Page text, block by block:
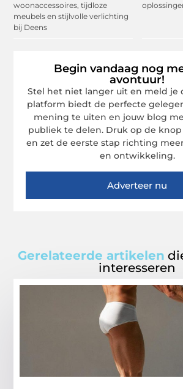
woonaccessoires, tijdloze
meubels en stijlvolle verlichting
bij Deens
Begin vandaag nog
avontuur!
Stel het niet langer uit en meld je
platform biedt de perfecte
mening te uiten en jouw blog
publiek te delen. Druk op de knop
en zet de eerste stap richting
en ontwikkeling.
Adverteer nu
Gerelateerde artikelen
interesseren